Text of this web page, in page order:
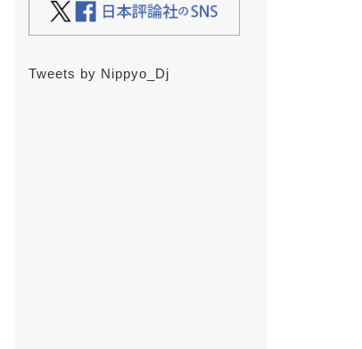
Tweets by Nippyo_Dj